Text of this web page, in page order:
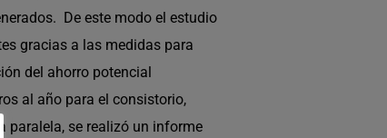
De este modo el estudio
gracias a las medidas para
del ahorro potencial
al año para el consistorio,
paralela, se realizó un informe